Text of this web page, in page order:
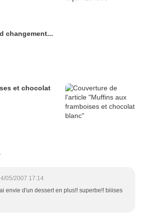
changement...
et chocolat
05/2007 17:14
envie d'un dessert en plus!! superbe!! biiises